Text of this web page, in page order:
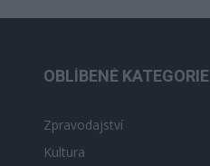
OBLÍBENÉ KATEGORIE
Zpravodajství
Kultura